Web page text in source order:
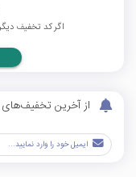
اگر کد تخفیف
از آخرین تخفیف‌های